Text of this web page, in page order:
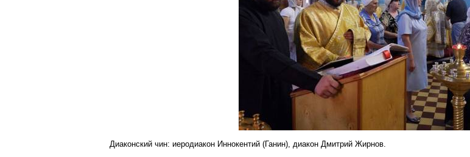
Диаконский чин: иеродиакон Иннокентий (Ганин), диакон Дмитрий Жирнов.